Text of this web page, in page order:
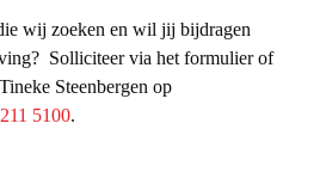
wij zoeken en wil jij bijdragen
Solliciteer via het formulier of
Steenbergen op
5100.